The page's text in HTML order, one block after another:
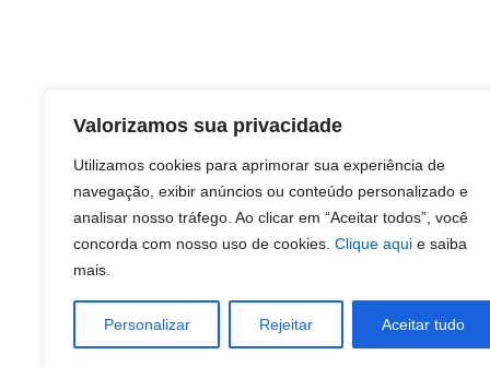
Valorizamos sua privacidade
Utilizamos cookies para aprimorar sua experiência de
navegação, exibir anúncios ou conteúdo personalizado e
analisar nosso tráfego. Ao clicar em “Aceitar todos”, você
concorda com nosso uso de cookies. Clique aqui e saiba
mais.
Personalizar Rejeitar Aceitar tudo